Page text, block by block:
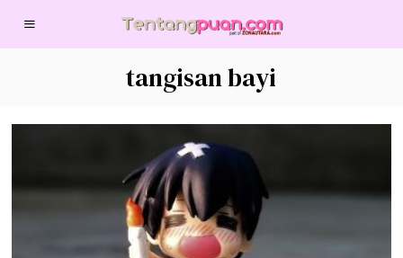
tangisan bayi